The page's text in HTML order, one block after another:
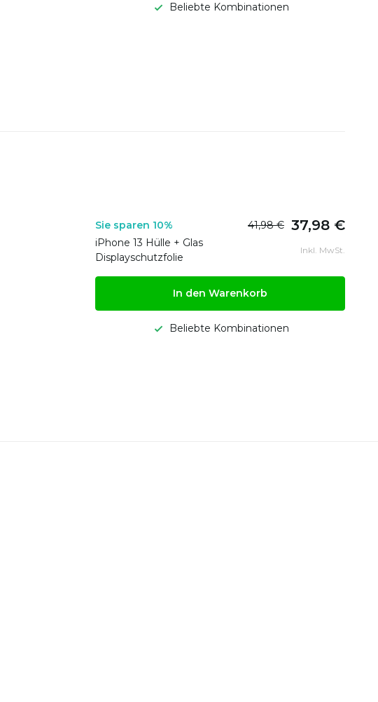
Beliebte Kombinationen
Sie sparen 10% 41,98 € 37,98 €
iPhone 13 Hülle + Glas
Displayschutzfolie
Inkl. MwSt.
In den Warenkorb
Beliebte Kombinationen